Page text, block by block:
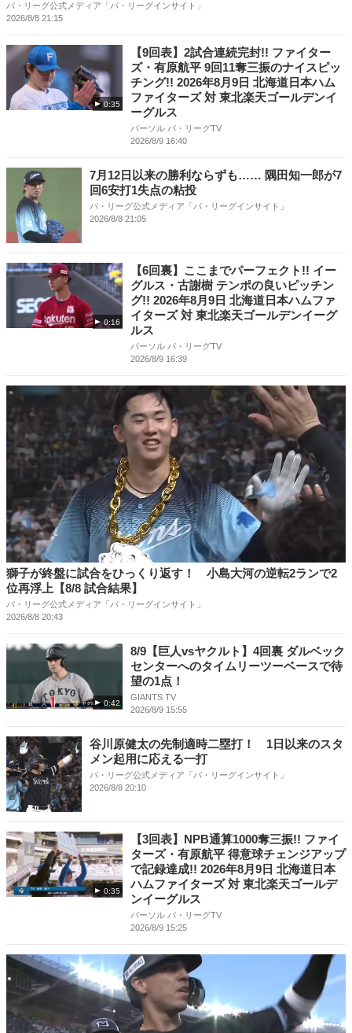
パ・リーグ公式メディア「パ・リーグインサイト」
2026/8/8 21:15
0:35
【9回表】2試合連続完封!! ファイター
ズ・有原航平 9回11奪三振のナイスピッ
チング!! 2026年8月9日 北海道日本ハム
ファイターズ 対 東北楽天ゴールデンイ
ーグルス
パーソル パ・リーグTV
2026/8/9 16:40
7月12日以来の勝利ならずも…… 隅田知一郎が7
回6安打1失点の粘投
パ・リーグ公式メディア「パ・リーグインサイト」
2026/8/8 21:05
0:16
【6回裏】ここまでパーフェクト!! イー
グルス・古謝樹 テンポの良いピッチン
グ!! 2026年8月9日 北海道日本ハムファ
イターズ 対 東北楽天ゴールデンイーグ
ルス
パーソル パ・リーグTV
2026/8/9 16:39
獅子が終盤に試合をひっくり返す！ 小島大河の逆転2ランで2
位再浮上【8/8 試合結果】
パ・リーグ公式メディア「パ・リーグインサイト」
2026/8/8 20:43
0:42
8/9【巨人vsヤクルト】4回裏 ダルベック
センターへのタイムリーツーベースで待
望の1点！
GIANTS TV
2026/8/9 15:55
谷川原健太の先制適時二塁打！ 1日以来のスタ
メン起用に応える一打
パ・リーグ公式メディア「パ・リーグインサイト」
2026/8/8 20:10
0:35
【3回表】NPB通算1000奪三振!! ファイ
ターズ・有原航平 得意球チェンジアップ
で記録達成!! 2026年8月9日 北海道日本
ハムファイターズ 対 東北楽天ゴールデ
ンイーグルス
パーソル パ・リーグTV
2026/8/9 15:25